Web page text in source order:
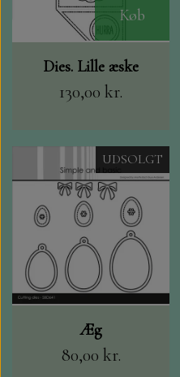
Køb
Dies. Lille æske
130,00 kr.
UDSOLGT
Æg
80,00 kr.